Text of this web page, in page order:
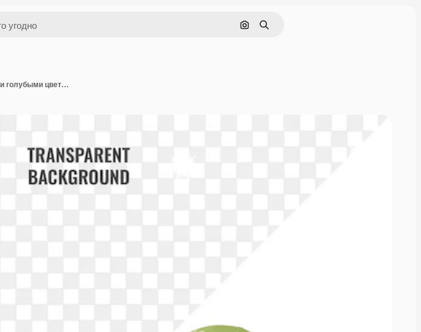
Поиск по изображению
Поиск
прозрачный пасхальный фон пасхальные яйца с травой и голубыми цветами